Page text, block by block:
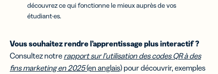
découvrez ce qui fonctionne le mieux auprès de vos
étudiant·es.
Vous souhaitez rendre l’apprentissage plus interactif ?
Consultez notre rapport sur l’utilisation des codes QR à des
fins marketing en 2025(en anglais) pour découvrir, exemples